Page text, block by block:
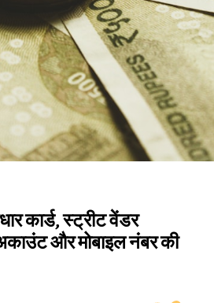
कार्ड, स्ट्रीट वेंडर
और मोबाइल नंबर की